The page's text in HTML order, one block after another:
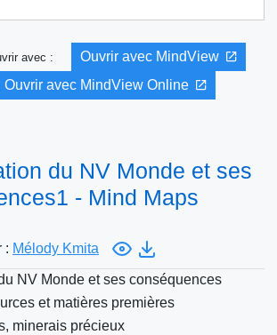
avec :
Ouvrir avec MindView
Ouvrir avec MindView Online
du NV Monde et ses
- Mind Maps
: Mélody Kmita
NV Monde et ses conséquences
et matières premières
minerais précieux